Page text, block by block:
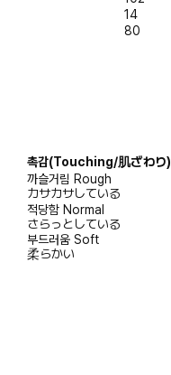
14
80
촉감(Touching/肌ざわり)
까슬거림 Rough
カサカサしている
적당함 Normal
さらっとしている
부드러움 Soft
柔らかい